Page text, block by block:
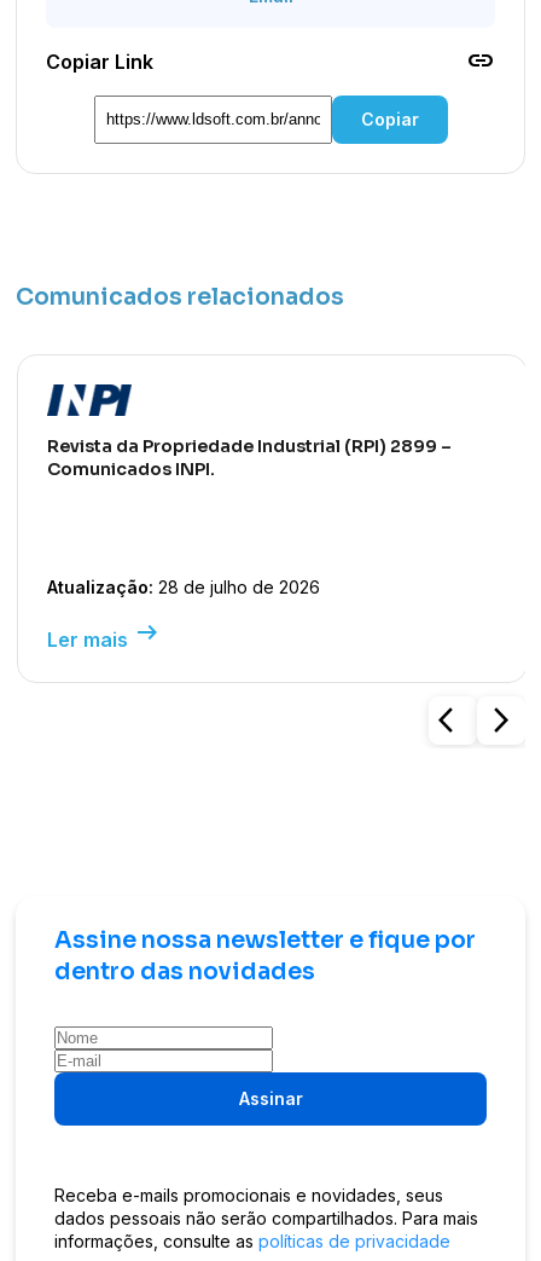
Copiar Link link
Copiar
Comunicados relacionados
Revista da Propriedade Industrial (RPI) 2899 –
Comunicados INPI.
Atualização: 28 de julho de 2026
Ler mais arrow_right_alt
arrow_back_ios arrow_forward_ios
Assine nossa newsletter e fique por
dentro das novidades
Assinar
Receba e-mails promocionais e novidades, seus
dados pessoais não serão compartilhados. Para mais
informações, consulte as políticas de privacidade